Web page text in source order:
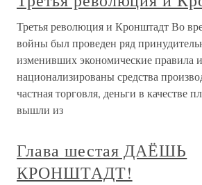
Третья революция и Кронштадт Во
войны был проведен ряд
изменивших экономические правила
национализированы средства
частная торговля, деньги в качестве
вышли из
Глава шестая ДАЁШЬ
КРОНШТАДТ!